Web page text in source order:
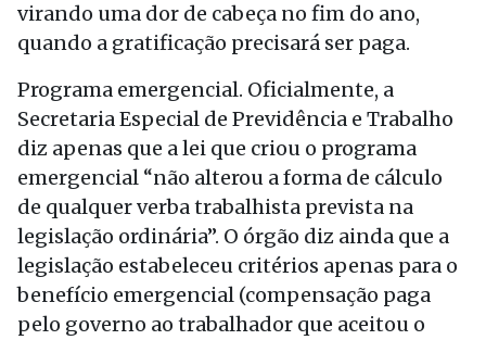
virando uma dor de cabeça no fim do ano,
quando a gratificação precisará ser paga.
Programa emergencial. Oficialmente, a
Secretaria Especial de Previdência e Trabalho
diz apenas que a lei que criou o programa
emergencial “não alterou a forma de cálculo
de qualquer verba trabalhista prevista na
legislação ordinária”. O órgão diz ainda que a
legislação estabeleceu critérios apenas para o
benefício emergencial (compensação paga
pelo governo ao trabalhador que aceitou o